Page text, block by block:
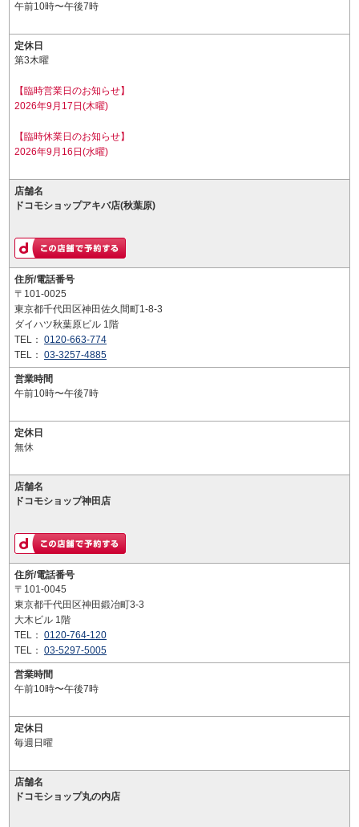
午前10時〜午後7時
定休日
第3木曜
【臨時営業日のお知らせ】
2026年9月17日(木曜)
【臨時休業日のお知らせ】
2026年9月16日(水曜)
店舗名
ドコモショップアキバ店(秋葉原)
住所/電話番号
〒101-0025
東京都千代田区神田佐久間町1-8-3
ダイハツ秋葉原ビル 1階
TEL： 0120-663-774
TEL： 03-3257-4885
営業時間
午前10時〜午後7時
定休日
無休
店舗名
ドコモショップ神田店
住所/電話番号
〒101-0045
東京都千代田区神田鍛冶町3-3
大木ビル 1階
TEL： 0120-764-120
TEL： 03-5297-5005
営業時間
午前10時〜午後7時
定休日
毎週日曜
店舗名
ドコモショップ丸の内店